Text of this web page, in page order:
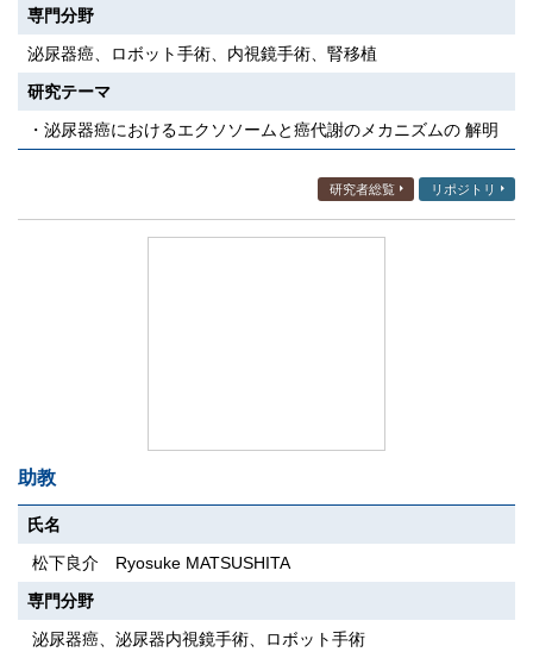
専門分野
泌尿器癌、ロボット手術、内視鏡手術、腎移植
研究テーマ
・泌尿器癌におけるエクソソームと癌代謝のメカニズムの 解明
研究者総覧 リポジトリ
助教
氏名
松下良介 Ryosuke MATSUSHITA
専門分野
泌尿器癌、泌尿器内視鏡手術、ロボット手術